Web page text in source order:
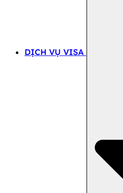
DỊCH VỤ VISA